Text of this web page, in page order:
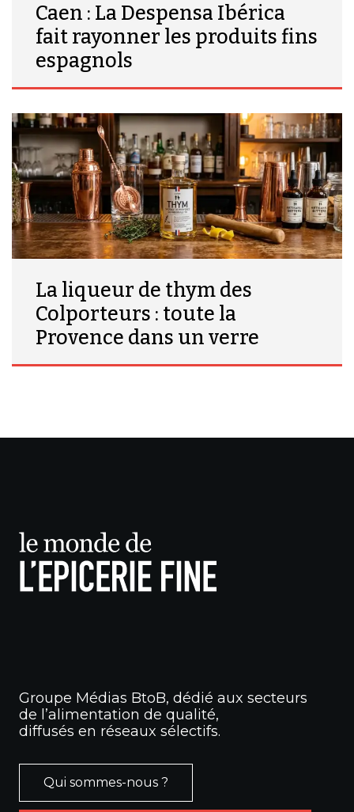
Caen : La Despensa Ibérica
fait rayonner les produits fins
espagnols
La liqueur de thym des
Colporteurs : toute la
Provence dans un verre
Groupe Médias BtoB, dédié aux secteurs
de l’alimentation de qualité,
diffusés en réseaux sélectifs.
Qui sommes-nous ?